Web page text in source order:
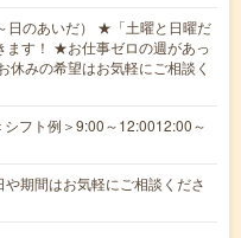
日のあいだ） ★「土曜と日曜だ
ます！ ★お仕事ゼロの週があっ
休みの希望はお気軽にご相談く
シフト例＞9:00～12:0012:00～
期間はお気軽にご相談くださ